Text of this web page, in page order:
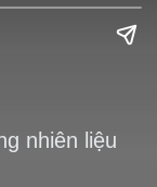
nhiên liệu